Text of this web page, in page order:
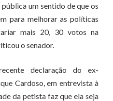
um sentido de que os
para melhorar as políticas
mais 20, 30 votos na
o senador.
declaração do ex-
Cardoso, em entrevista à
da petista faz que ela seja